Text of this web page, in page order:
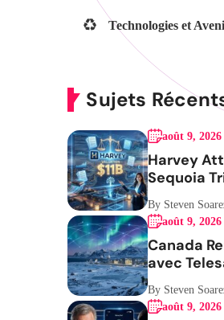
Technologies et
Sujets
août 9, 2026
Harvey
Sequoia
By Steven
août 9, 2026
Canada
avec
By Steven
août 9, 2026